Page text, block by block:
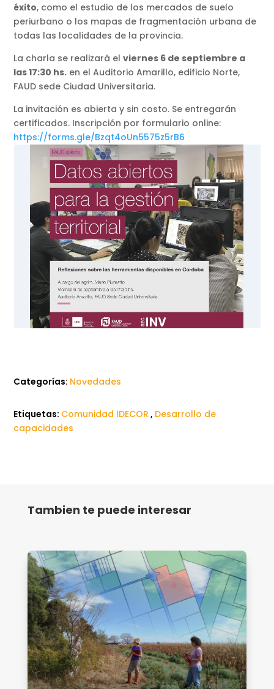
éxito, como el estudio de los mercados de suelo
periurbano o los mapas de fragmentación urbana de
todas las localidades de la provincia.
La charla se realizará elviernes 6 de septiembre a
las 17:30 hs. en el Auditorio Amarillo, edificio Norte,
FAUD sede Ciudad Universitaria.
La invitación es abierta y sin costo. Se entregarán
certificados. Inscripción por formulario online:
https://forms.gle/Bzqt4oUn5575z5rB6
Categorías: Novedades
Etiquetas: Comunidad IDECOR , Desarrollo de
capacidades
Tambien te puede interesar